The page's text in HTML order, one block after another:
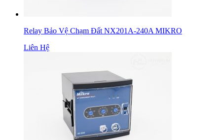
Relay Bảo Vệ Chạm Đất NX201A-240A MIKRO
Liên Hệ